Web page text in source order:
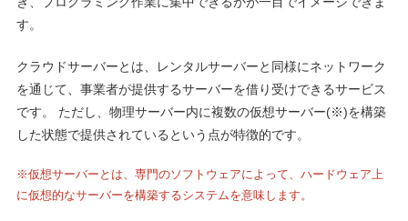
す。
クラウドサーバーとは、レンタルサーバーと同様にネットワーク
を通じて、事業者が提供するサーバーを借り受けできるサービス
です。 ただし、物理サーバー内に複数の仮想サーバー(※)を構築
した状態で提供されているという点が特徴的です。
※仮想サーバーとは、専門のソフトウェアによって、ハードウェア上
に仮想的なサーバーを構築するシステムを意味します。